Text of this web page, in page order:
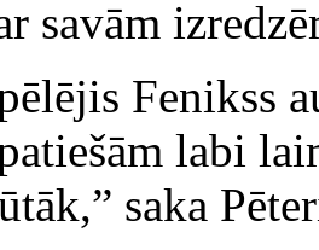
savām
Fenikss
labi
saka